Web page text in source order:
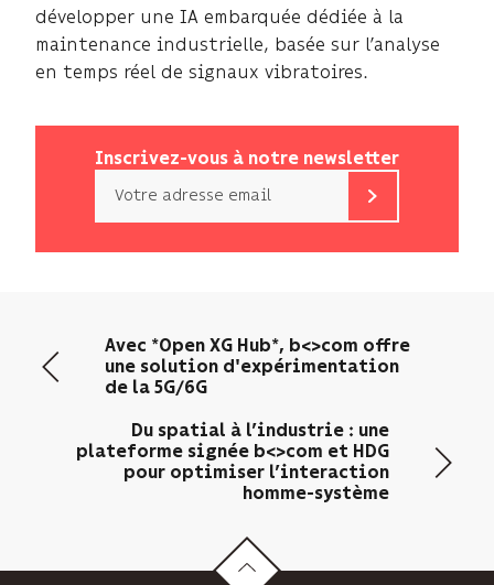
développer une IA embarquée dédiée à la
maintenance industrielle, basée sur l’analyse
en temps réel de signaux vibratoires.
Inscrivez-vous à notre newsletter
n’utilise
que
pour
envoyer
sa
newsletter
audience.
Avec *Open XG Hub*, b<>com offre
une solution d'expérimentation
de la 5G/6G
Du spatial à l’industrie : une
plateforme signée b<>com et HDG
pour optimiser l’interaction
homme-système